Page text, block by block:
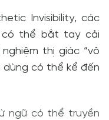
Invisibility, các
thể bắt tay cải
thị giác “vô
dùng có thể kể đến
ngữ có thể truyền